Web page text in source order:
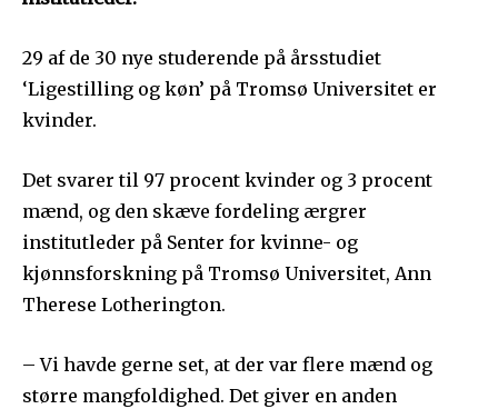
29 af de 30 nye studerende på årsstudiet
‘Ligestilling og køn’ på Tromsø Universitet er
kvinder.
Det svarer til 97 procent kvinder og 3 procent
mænd, og den skæve fordeling ærgrer
institutleder på Senter for kvinne- og
kjønnsforskning på Tromsø Universitet, Ann
Therese Lotherington.
– Vi havde gerne set, at der var flere mænd og
større mangfoldighed. Det giver en anden